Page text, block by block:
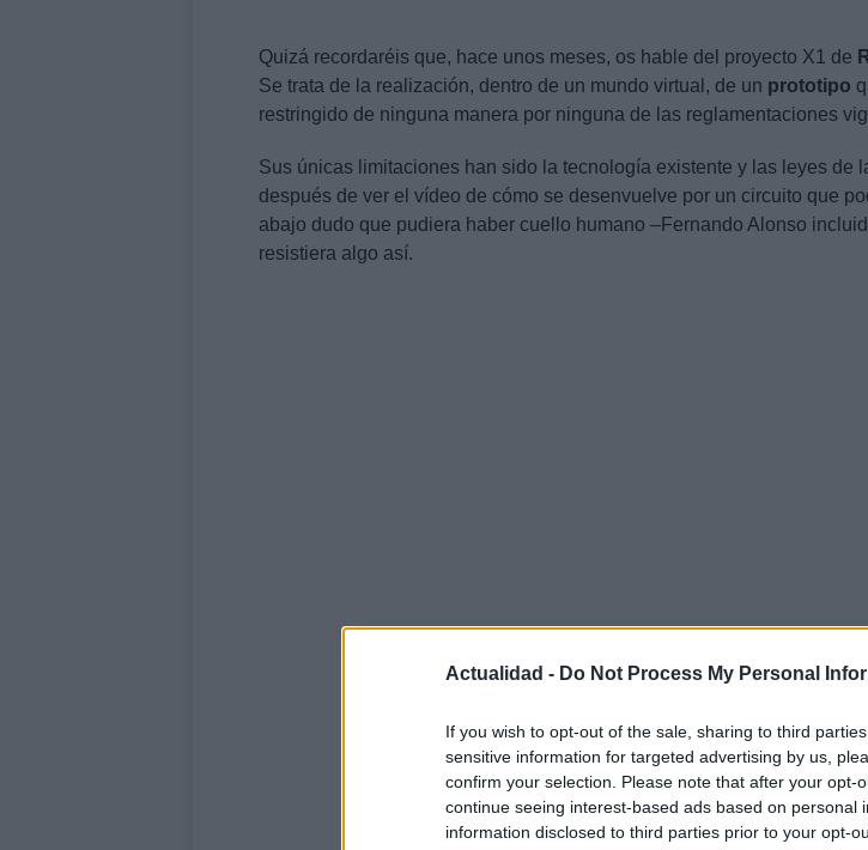
Actualidad - Do Not Process My Personal
If you wish to opt-out of the sale, sharing to third
sensitive information for targeted advertising by us,
confirm your selection. Please note that after your opt-
continue seeing interest-based ads based on personal
information disclosed to third parties prior to your opt-
Quizá recordaréis que, hace unos meses, os hable del proyecto X1 de
Se trata de la realización, dentro de un mundo virtual, de un prototipo
restringido de ninguna manera por ninguna de las reglamentaciones
Sus únicas limitaciones han sido la tecnología existente y las leyes de
después de ver el vídeo de cómo se desenvuelve por un circuito que
abajo dudo que pudiera haber cuello humano –Fernando Alonso
resistiera algo así.